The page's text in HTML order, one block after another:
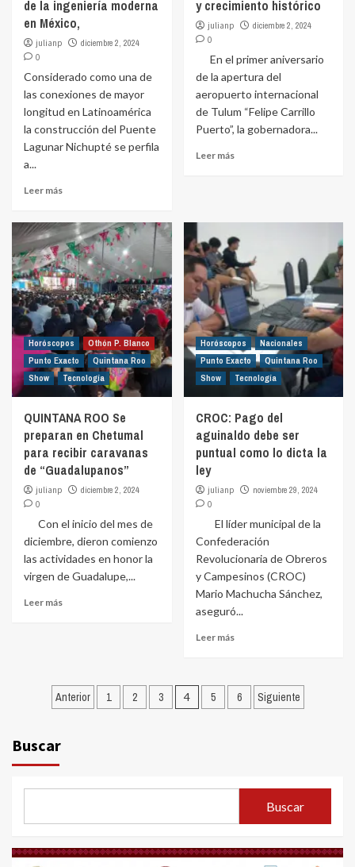
de la ingeniería moderna
en México,
julianp
diciembre 2, 2024
0
Considerado como una de
las conexiones de mayor
longitud en Latinoamérica
la construcción del Puente
Lagunar Nichupté se perfila
a...
Leer más
y crecimiento histórico
julianp
diciembre 2, 2024
0
En el primer aniversario
de la apertura del
aeropuerto internacional
de Tulum “Felipe Carrillo
Puerto”, la gobernadora...
Leer más
Horóscopos
Othón P. Blanco
Punto Exacto
Quintana Roo
Show
Tecnología
QUINTANA ROO Se
preparan en Chetumal
para recibir caravanas
de “Guadalupanos”
julianp
diciembre 2, 2024
0
Con el inicio del mes de
diciembre, dieron comienzo
las actividades en honor la
virgen de Guadalupe,...
Leer más
Horóscopos
Nacionales
Punto Exacto
Quintana Roo
Show
Tecnología
CROC: Pago del
aguinaldo debe ser
puntual como lo dicta la
ley
julianp
noviembre 29, 2024
0
El líder municipal de la
Confederación
Revolucionaria de Obreros
y Campesinos (CROC)
Mario Machucha Sánchez,
aseguró...
Leer más
Paginación
entradas
Anterior 1 2 3 4 5 6 Siguiente
Buscar
Buscar